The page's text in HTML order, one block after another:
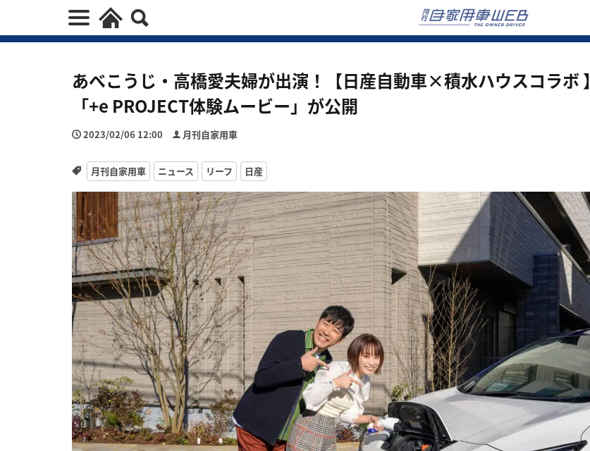
あべこうじ・高橋愛夫婦が出演！【日産自動車×積水ハウスコラボ 】
「+e PROJECT体験ムービー」が公開
2023/02/06 12:00 月刊自家用車
月刊自家用車 ニュース リーフ 日産